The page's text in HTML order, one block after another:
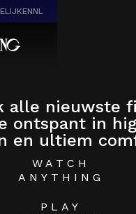
ENNL
alle nieuwste
ontspant in
en ultiem
WATCH
ANYTHING
PLAY